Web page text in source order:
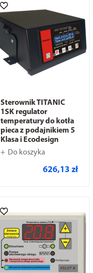
Sterownik TITANIC
1SK regulator
temperatury do kotła
pieca z podajnikiem 5
Klasa i Ecodesign
Do koszyka
626,13 zł